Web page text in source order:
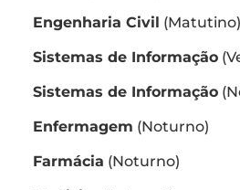
Engenharia Civil (Matutino)
Sistemas de Informação
Sistemas de Informação
Enfermagem (Noturno)
Farmácia (Noturno)